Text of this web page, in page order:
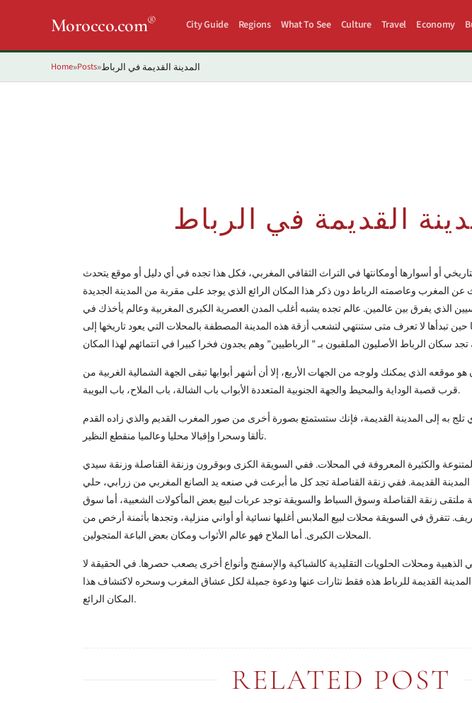
Morocco.com® City Guide Regions What To See Culture Travel Economy
Home»Posts»المدينة القديمة في الرباط
القديمة في الرباط
أو أسوارها أومكانتها في التراث الثقافي المغربي، فكل هذا تجده في أي دليل أو موقع يتحدث
المغرب وعاصمته الرباط دون ذكر هذا المكان الرائع الذي يوجد على مقربة من المدينة الجديدة
الذي يفرق بين عالمين. عالم تجده يشبه أغلب المدن العصرية الكبرى المغربية وعالم يأخذك في
تبدأها لا تعرف متى ستنتهي لتشعب أزقة هذه المدينة المصطفة بالمحلات التي يعود تاريخها إلى
موقعه الذي يمكنك ولوجه من الجهات الأربع، إلا أن أشهر أبوابها تبقى الجهة الشمالية الغربية من
قرب قصبة الوداية والمحيط والجهة الجنوبية المتعددة الأبواب باب الشالة، باب الملاح، باب البويبة.
به إلى المدينة القديمة، فإنك ستستمتع بصورة أخرى من صور المغرب القديم والذي زاده القدم
تألقا وسحرا وإقبالا محليا وعالميا منقطع النظير.
المتنوعة والكثيرة المعروفة في المحلات. ففي السويقة الكزى وبوقرون وزنقة القناصلة وزنقة سيدي
المدينة القديمة. ففي زنقة القناصلة تجد كل ما أبرعت في صنعه يد الصانع المغربي من زرابي، حلي
ملتقى زنقة القناصلة وسوق السباط والسويقة توجد عربات لبيع بعض المأكولات الشعبية، أما سوق
تتفرق في السويقة محلات لبيع الملابس أغلبها نسائية أو أواني منزلية، وتجدها بأثمنة أرخص من
المحلات الكبرى. أما الملاح فهو عالم الأثواب ومكان بعض الباعة المتجولين.
الذهبية ومحلات الحلويات التقليدية كالشباكية والإسفنج وأنواع أخرى يصعب حصرها. في الحقيقة لا
القديمة للرباط هذه فقط نثارات عنها ودعوة جميلة لكل عشاق المغرب وسحره لاكتشاف هذا
المكان الرائع.
RELATED POST